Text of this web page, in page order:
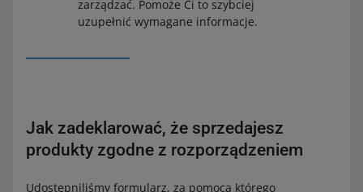
zarządzać. Pomoże Ci to szybciej
uzupełnić wymagane informacje.
Jak zadeklarować, że sprzedajesz
produkty zgodne z rozporządzeniem
Udostępniliśmy formularz, za pomocą którego